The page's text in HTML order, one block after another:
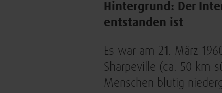
Hintergrund: Der
entstanden ist
Es war am 21. März
Sharpeville (ca. 50 km
Menschen blutig